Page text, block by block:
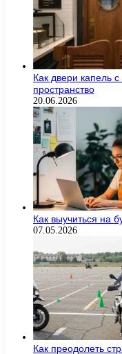
Как двери капель
пространство
20.06.2026
Как выучиться на
07.05.2026
Как преодолеть